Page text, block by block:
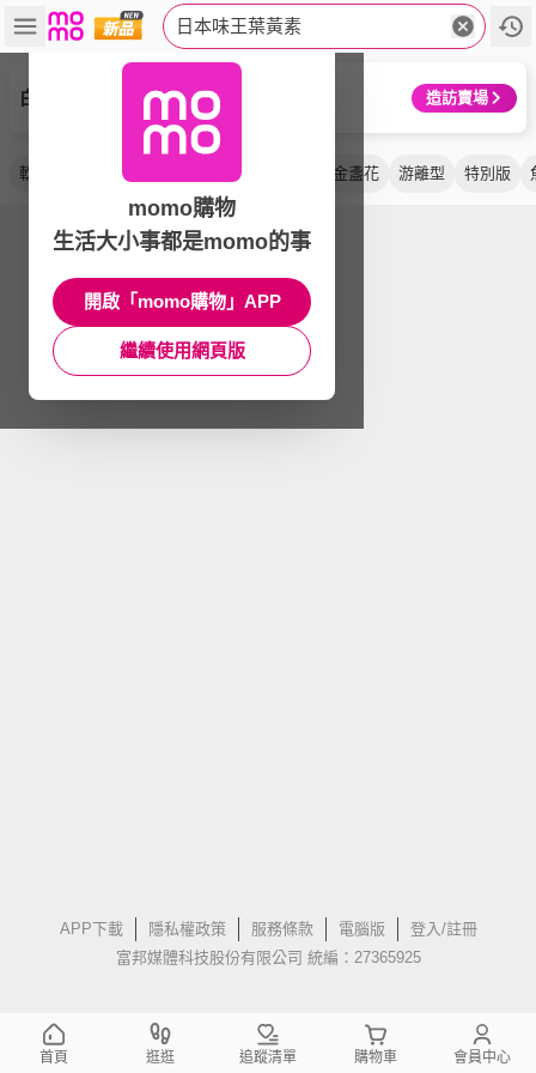
日本味王葉黃素
白蘭氏 造訪賣場
軟膠囊 高濃度 晶亮 金盞花 游離型 特別版
APP下載 隱私權政策 服務條款 電腦版
登入/註冊
富邦媒體科技股份有限公司 統編：27365925
momo購物
生活大小事都是momo的事
開啟「momo購物」APP
繼續使用網頁版
首頁 逛逛 追蹤清單 購物車 會員中心